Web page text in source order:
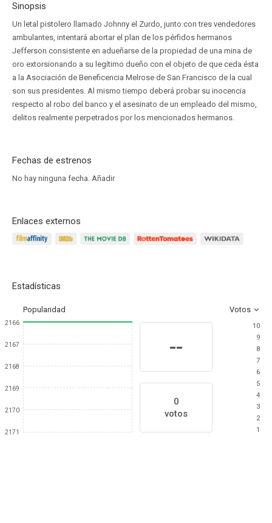
Sinopsis
Un letal pistolero llamado Johnny el Zurdo, junto con tres vendedores
ambulantes, intentará abortar el plan de los pérfidos hermanos
Jefferson consistente en adueñarse de la propiedad de una mina de
oro extorsionando a su legítimo dueño con el objeto de que ceda ésta
a la Asociación de Beneficencia Melrose de San Francisco de la cual
son sus presidentes. Al mismo tiempo deberá probar su inocencia
respecto al robo del banco y el asesinato de un empleado del mismo,
delitos realmente perpetrados por los mencionados hermanos.
Fechas de estrenos
No hay ninguna fecha. Añadir
Enlaces externos
Estadísticas
Popularidad Votos
2166
2167
2168
2169
2170
2171
--
0
votos
10
9
8
7
6
5
4
3
2
1